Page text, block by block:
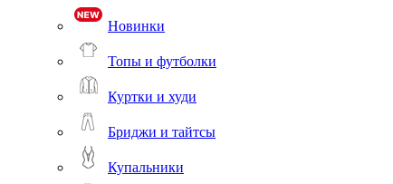
Новинки
Топы и футболки
Куртки и худи
Бриджи и тайтсы
Купальники